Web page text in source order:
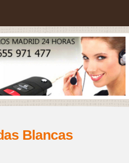
Blancas